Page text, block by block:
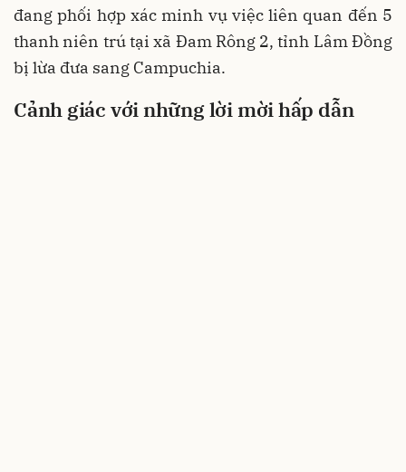
đang phối hợp xác minh vụ việc liên quan đến 5
thanh niên trú tại xã Đam Rông 2, tỉnh Lâm Đồng
bị lừa đưa sang Campuchia.
Cảnh giác với những lời mời hấp dẫn